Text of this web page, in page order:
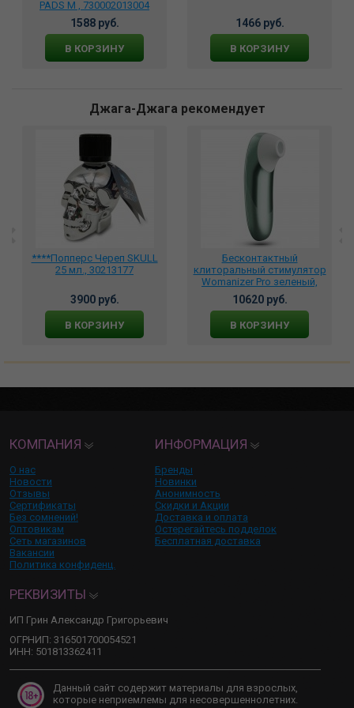
PADS M , 730002013004
1588 руб.
В КОРЗИНУ
1466 руб.
В КОРЗИНУ
Джага-Джага рекомендует
****Попперс Череп SKULL
25 мл., 30213177
3900 руб.
В КОРЗИНУ
Бесконтактный
клиторальный стимулятор
Womanizer Pro зеленый,
WZPO1SG2
10620 руб.
В КОРЗИНУ
КОМПАНИЯ
О нас
Новости
Отзывы
Сертификаты
Без сомнений!
Оптовикам
Сеть магазинов
Вакансии
Политика конфиденц.
ИНФОРМАЦИЯ
Бренды
Новинки
Анонимность
Скидки и Акции
Доставка и оплата
Остерегайтесь подделок
Бесплатная доставка
РЕКВИЗИТЫ
ИП Грин Александр Григорьевич
ОГРНИП: 316501700054521
ИНН: 501813362411
Данный сайт содержит материалы для взрослых,
которые неприемлемы для несовершеннолетних.